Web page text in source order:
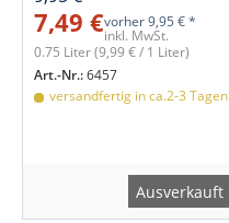
7,49 €vorher9,95 € *
inkl. MwSt.
0.75 Liter(9,99 € / 1 Liter)
Art.-Nr.:6457
versandfertig in ca.2-3 Tagen
Ausverkauft